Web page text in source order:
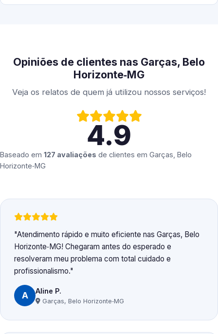
Opiniões de clientes nas Garças, Belo
Horizonte‑MG
Veja os relatos de quem já utilizou nossos serviços!
4.9
Baseado em 127 avaliações de clientes em Garças, Belo
Horizonte‑MG
Atendimento rápido e muito eficiente nas Garças, Belo
Horizonte‑MG! Chegaram antes do esperado e
resolveram meu problema com total cuidado e
profissionalismo.
A Aline P.
Garças, Belo Horizonte‑MG